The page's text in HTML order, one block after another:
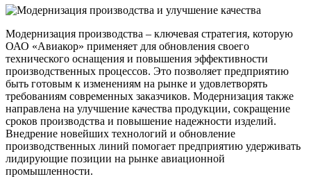
Модернизация производства – ключевая стратегия, которую
ОАО «Авиакор» применяет для обновления своего
технического оснащения и повышения эффективности
производственных процессов. Это позволяет предприятию
быть готовым к изменениям на рынке и удовлетворять
требованиям современных заказчиков. Модернизация также
направлена на улучшение качества продукции, сокращение
сроков производства и повышение надежности изделий.
Внедрение новейших технологий и обновление
производственных линий помогает предприятию удерживать
лидирующие позиции на рынке авиационной
промышленности.